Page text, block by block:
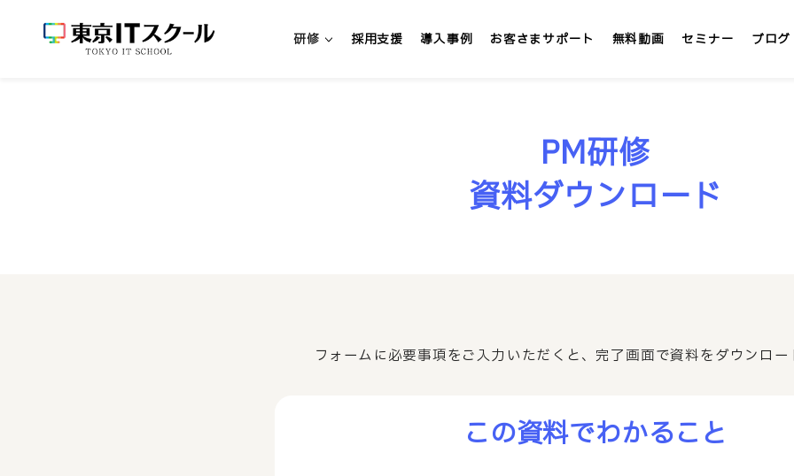
研修
LMS/eラーニング
テックアカデミー
社内大学 &IT
講師派遣サービス
採用支援 導入事例 お客さまサポート 無料動画 セミナー ブログ
PM研修
資料ダウンロード
フォームに必要事項をご入力いただくと、完了画面で資料をダウンロー
この資料でわかること